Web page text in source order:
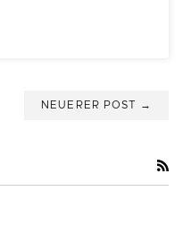
NEUERER POST →